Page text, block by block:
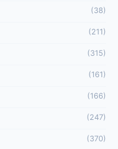
(38)
(211)
(315)
(161)
(166)
(247)
(370)